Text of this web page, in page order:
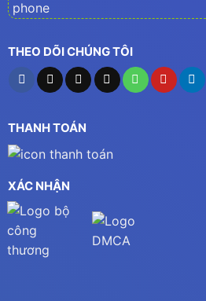
THEO DÕI CHÚNG TÔI
THANH TOÁN
XÁC NHẬN